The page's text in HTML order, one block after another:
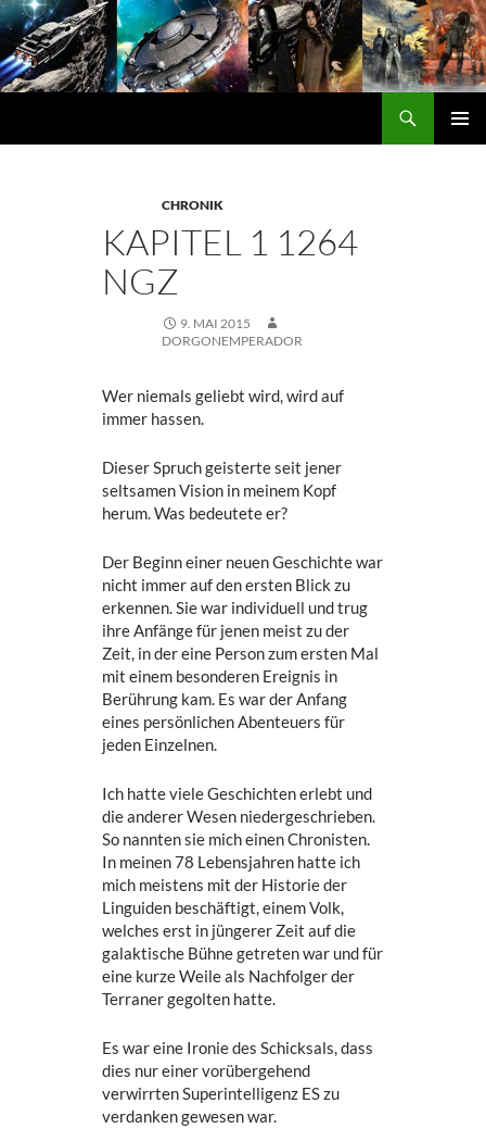
Zum
Inhalt
springen
CHRONIK
KAPITEL 1 1264
NGZ
9. MAI 2015
DORGONEMPERADOR
Wer niemals geliebt wird, wird auf
immer hassen.
Dieser Spruch geisterte seit jener
seltsamen Vision in meinem Kopf
herum. Was bedeutete er?
Der Beginn einer neuen Geschichte war
nicht immer auf den ersten Blick zu
erkennen. Sie war individuell und trug
ihre Anfänge für jenen meist zu der
Zeit, in der eine Person zum ersten Mal
mit einem besonderen Ereignis in
Berührung kam. Es war der Anfang
eines persönlichen Abenteuers für
jeden Einzelnen.
Ich hatte viele Geschichten erlebt und
die anderer Wesen niedergeschrieben.
So nannten sie mich einen Chronisten.
In meinen 78 Lebensjahren hatte ich
mich meistens mit der Historie der
Linguiden beschäftigt, einem Volk,
welches erst in jüngerer Zeit auf die
galaktische Bühne getreten war und für
eine kurze Weile als Nachfolger der
Terraner gegolten hatte.
Es war eine Ironie des Schicksals, dass
dies nur einer vorübergehend
verwirrten Superintelligenz ES zu
verdanken gewesen war.